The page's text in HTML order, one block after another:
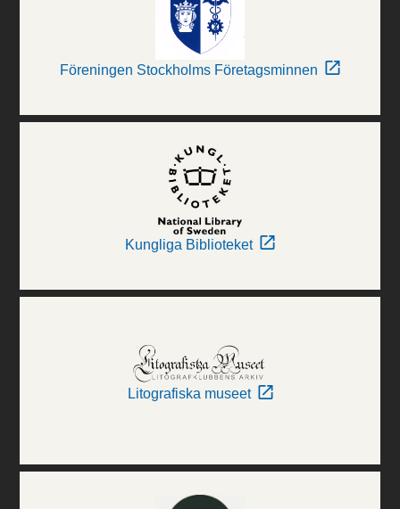
Föreningen Stockholms Företagsminnen
Kungliga Biblioteket
Litografiska museet